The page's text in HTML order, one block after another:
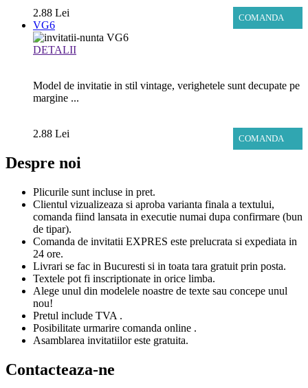
COMANDA
2.88 Lei
VG6
DETALII
Model de invitatie in stil vintage, verighetele sunt decupate pe
margine ...
COMANDA
2.88 Lei
Despre noi
Plicurile sunt incluse in pret.
Clientul vizualizeaza si aproba varianta finala a textului,
comanda fiind lansata in executie numai dupa confirmare (bun
de tipar).
Comanda de invitatii EXPRES este prelucrata si expediata in
24 ore.
Livrari se fac in Bucuresti si in toata tara gratuit prin posta.
Textele pot fi inscriptionate in orice limba.
Alege unul din modelele noastre de texte sau concepe unul
nou!
Pretul include TVA .
Posibilitate urmarire comanda online .
Asamblarea invitatiilor este gratuita.
Contacteaza-ne